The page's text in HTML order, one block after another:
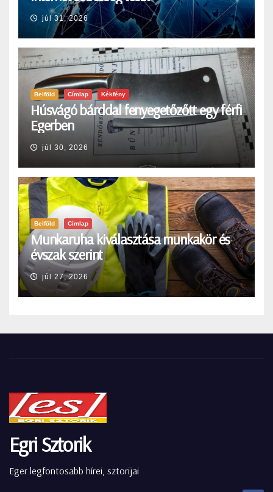
júl 31, 2026
Belföld Címlap Kékfény
Húsvágó bárddal fenyegetőzőtt egy férfi
Egerben
júl 30, 2026
Belföld Címlap
Munkaruha kiválasztása munkakör és
évszak szerint
júl 27, 2026
Egri Sztorik
Eger legfontosabb hírei, sztorijai